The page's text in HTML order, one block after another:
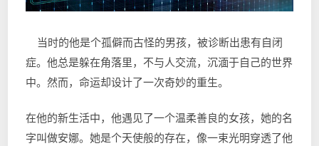
当时的他是个孤僻而古怪的男孩，被诊断出患有自闭
症。他总是躲在角落里，不与人交流，沉湎于自己的世界
中。然而，命运却设计了一次奇妙的重生。
在他的新生活中，他遇见了一个温柔善良的女孩，她的名
字叫做安娜。她是个天使般的存在，像一束光明穿透了他